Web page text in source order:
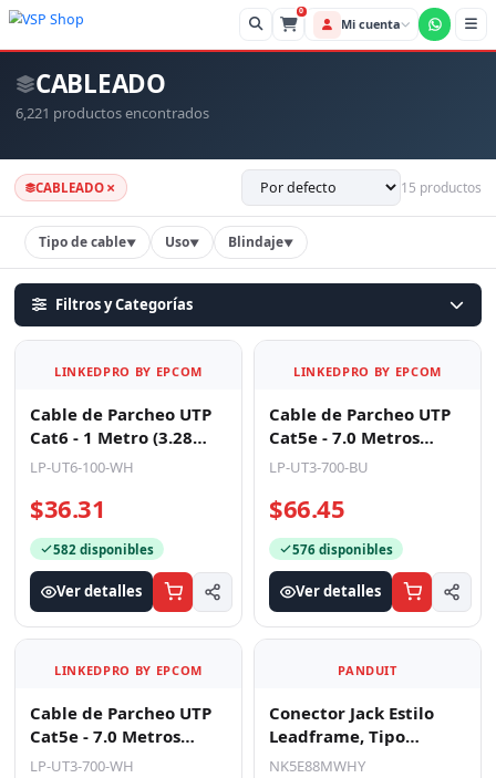
Mi
CABLEADO
6,221 productos encontrados
CABLEADO × 15 productos
Tipo de cable▼ Uso▼ Blindaje▼
Filtros y Categorías
LINKEDPRO BY EPCOM
Cable de Parcheo UTP
Cat6 - 1 Metro (3.28
Pies) - Blanco
LP-UT6-100-WH
$36.31
582 disponibles
Ver detalles
LINKEDPRO BY EPCOM
Cable de Parcheo UTP
Cat5e - 7.0 Metros
(22.97 Pies) - Azul
LP-UT3-700-BU
$66.45
576 disponibles
Ver detalles
LINKEDPRO BY EPCOM
Cable de Parcheo UTP
Cat5e - 7.0 Metros
(22.97 Pies) - Blanco
LP-UT3-700-WH
PANDUIT
Conector Jack Estilo
Leadframe, Tipo
Keystone, Categoría
NK5E88MWHY